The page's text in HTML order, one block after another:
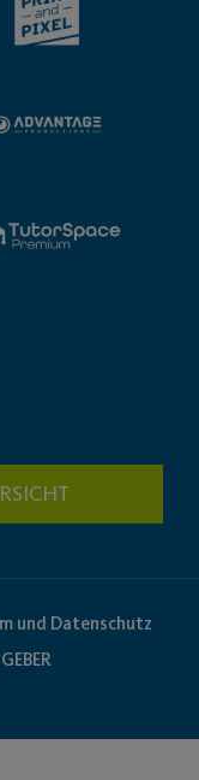
und Datenschutz